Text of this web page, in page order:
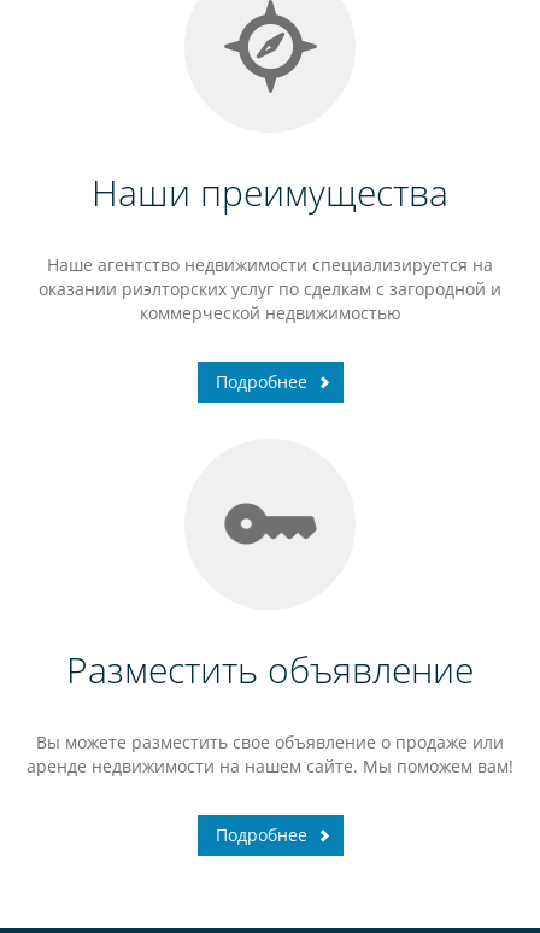
Наши преимущества
Наше агентство недвижимости специализируется на
оказании риэлторских услуг по сделкам с загородной и
коммерческой недвижимостью
Подробнее
Разместить объявление
Вы можете разместить свое объявление о продаже или
аренде недвижимости на нашем сайте. Мы поможем вам!
Подробнее